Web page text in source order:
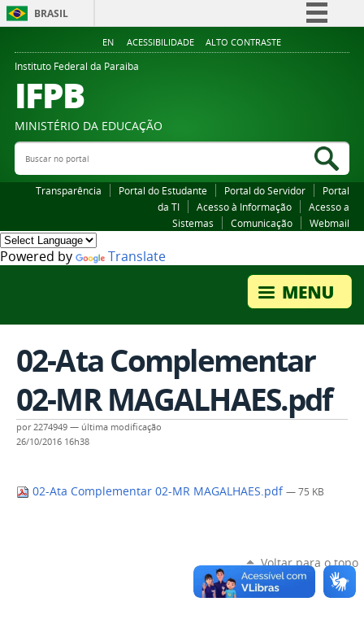
BRASIL
Simplifique!
Legislação
EN ACESSIBILIDADE ALTO CONTRASTE
Instituto Federal da Paraiba
IFPB
MINISTÉRIO DA EDUCAÇÃO
Buscar no portal
Transparência Portal do Estudante Portal do Servidor
Portal
da TI
Acesso à Informação
Acesso a
Sistemas
Comunicação Webmail
Powered by Translate
02-Ata Complementar
02-MR MAGALHAES.pdf
por2274949 — última modificação
26/10/2016 16h38
02-Ata Complementar 02-MR MAGALHAES.pdf — 75 KB
Voltar para o topo